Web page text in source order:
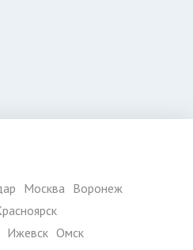
Москва Воронеж
Ижевск Омск